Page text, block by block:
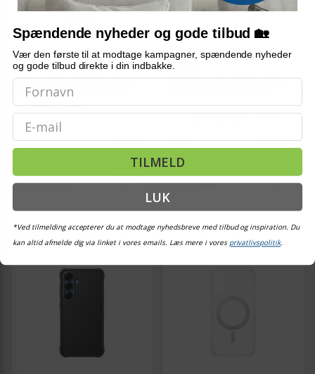
PANZERGLASS
3-i-1 coverpakke til Apple
iPhone 17 - klar
389,-
Vis
På lager
APPLE
(772)
469,-
229,- Vis
På lager
TILBUD
Spændende nyheder og gode tilbud 🏡
Vær den første til at modtage kampagner, spændende nyheder
og gode tilbud direkte i din indbakke.
Email
TILMELD
LUK
*Ved tilmelding accepterer du at modtage nyhedsbreve med tilbud og inspiration. Du
kan altid afmelde dig via linket i vores emails. Læs mere i vores privatlivspolitik.